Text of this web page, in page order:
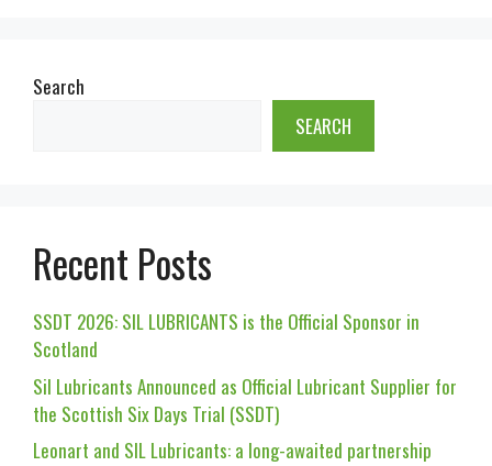
Search
SEARCH
Recent Posts
SSDT 2026: SIL LUBRICANTS is the Official Sponsor in
Scotland
Sil Lubricants Announced as Official Lubricant Supplier for
the Scottish Six Days Trial (SSDT)
Leonart and SIL Lubricants: a long-awaited partnership